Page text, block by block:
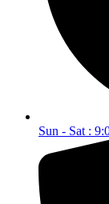
Sun - Sat :